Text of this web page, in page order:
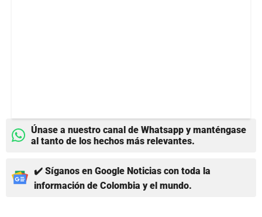
Únase a nuestro canal de Whatsapp y manténgase
al tanto de los hechos más relevantes.
✔️ Síganos en Google Noticias con toda la
información de Colombia y el mundo.